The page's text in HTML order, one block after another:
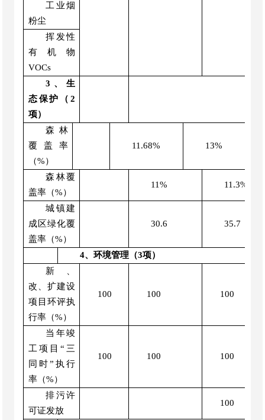
工业烟
粉尘
挥发性
有机物
VOCs
3、生
态保护（2
项）
森林
覆盖率
（%）
11.68% 13%
森林覆
盖率（%）
11% 11.3%
城镇建
成区绿化覆
盖率（%）
30.6 35.7
4、环境管理（3项）
新、
改、扩建设
项目环评执
行率（%）
100 100 100
当年竣
工项目“ 三
同时” 执行
率（%）
100 100 100
排污许
可证发放
100